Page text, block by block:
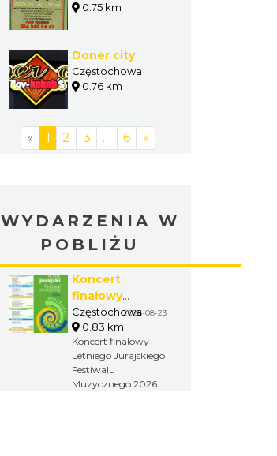
0.75 km
Doner city
Częstochowa
0.76 km
« 1 2 3 … 6 »
WYDARZENIA W
POBLIŻU
Koncert
finałowy
Letniego
Jurajskiego
Festiwalu
Muzycznego
2026
Częstochowa2026-08-23
0.83 km
Koncert finałowy
Letniego Jurajskiego
Festiwalu
Muzycznego 2026